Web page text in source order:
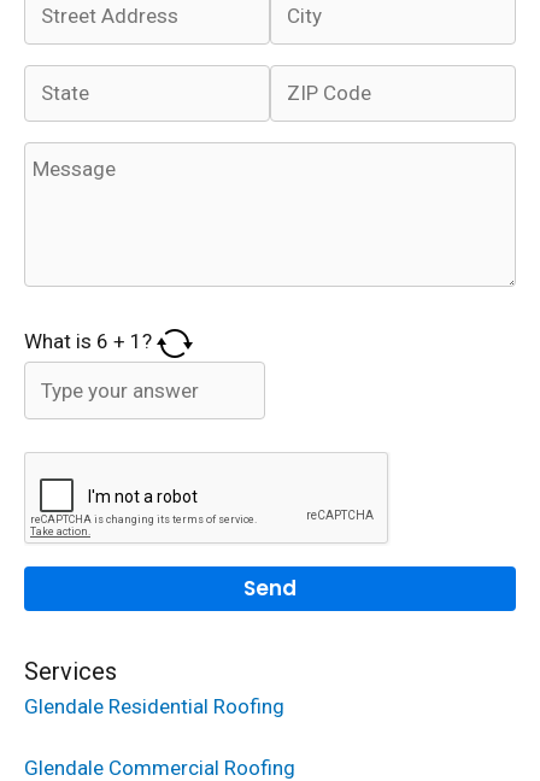
What is 6 + 1 ?
Services
Glendale Residential Roofing
Glendale Commercial Roofing